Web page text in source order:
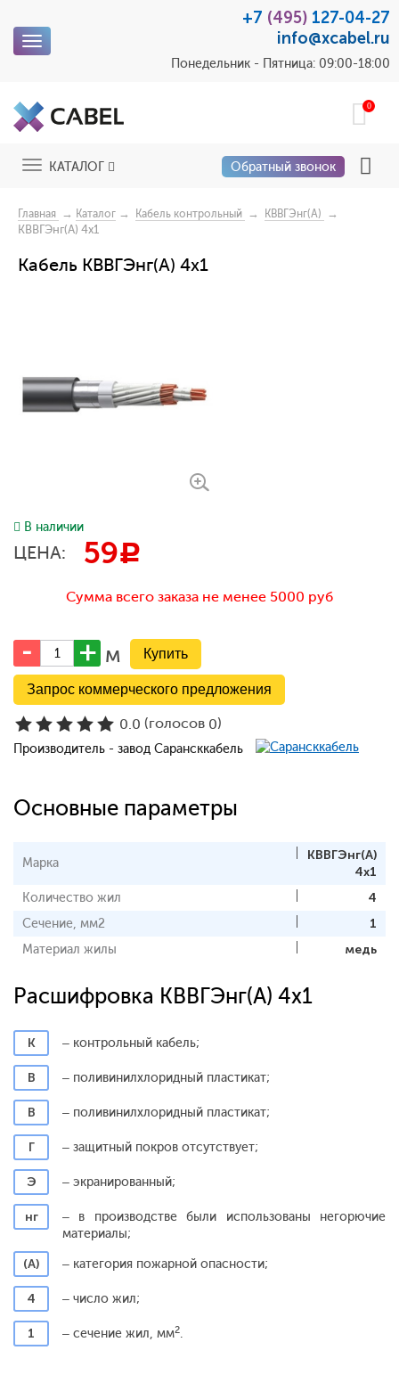
Toggle
+7 (495) 127-04-27
info@xcabel.ru
Понедельник - Пятница: 09:00-18:00
0
ToggleКАТАЛОГ Обратный звонок
Главная → Каталог → Кабель контрольный → КВВГЭнг(А)
→
КВВГЭнг(А) 4x1
Кабель КВВГЭнг(А) 4х1
В наличии
ЦЕНА: 59c
Сумма всего заказа не менее 5000 руб
м
Запрос коммерческого предложения
0.0 (голосов 0)
Производитель - завод Сарансккабель
Основные параметры
Марка
КВВГЭнг(А)
4х1
Количество жил
4
Сечение, мм2
1
Материал жилы
медь
Расшифровка КВВГЭнг(А) 4x1
К – контрольный кабель;
В – поливинилхлоридный пластикат;
В – поливинилхлоридный пластикат;
Г – защитный покров отсутствует;
Э – экранированный;
нг
– в производстве были использованы негорючие
материалы;
(А)
– категория пожарной опасности;
4 – число жил;
1 – сечение жил, мм2.